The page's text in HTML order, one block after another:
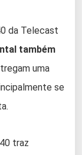
da Telecast
também
uma
se
traz